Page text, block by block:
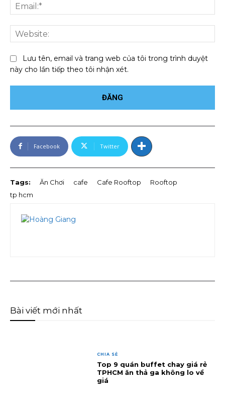
Lưu tên, email và trang web của tôi trong trình duyệt
này cho lần tiếp theo tôi nhận xét.
Facebook Twitter
Tags: Ăn Chơi cafe Cafe Rooftop
Rooftop
tp hcm
Bài viết mới nhất
CHIA SẺ
Top 9 quán buffet chay giá rẻ
TPHCM ăn thả ga không lo về
giá